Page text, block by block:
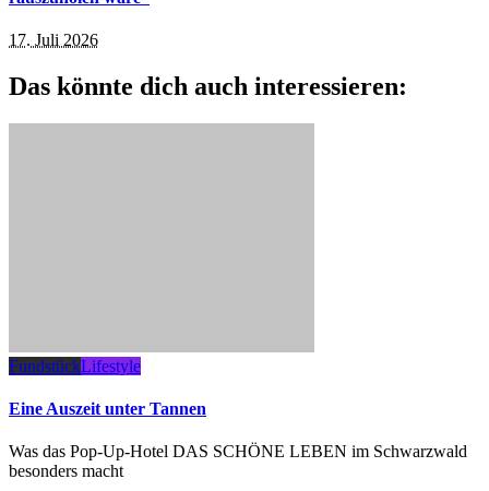
17. Juli 2026
Das könnte dich auch interessieren:
FundstückLifestyle
Eine Auszeit unter Tannen
Was das Pop-Up-Hotel DAS SCHÖNE LEBEN im Schwarzwald
besonders macht